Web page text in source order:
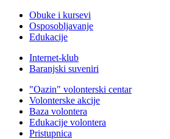
Obuke i kursevi
Osposobljavanje
Edukacije
Internet-klub
Baranjski suveniri
"Oazin" volonterski centar
Volonterske akcije
Baza volontera
Edukacije volontera
Pristupnica